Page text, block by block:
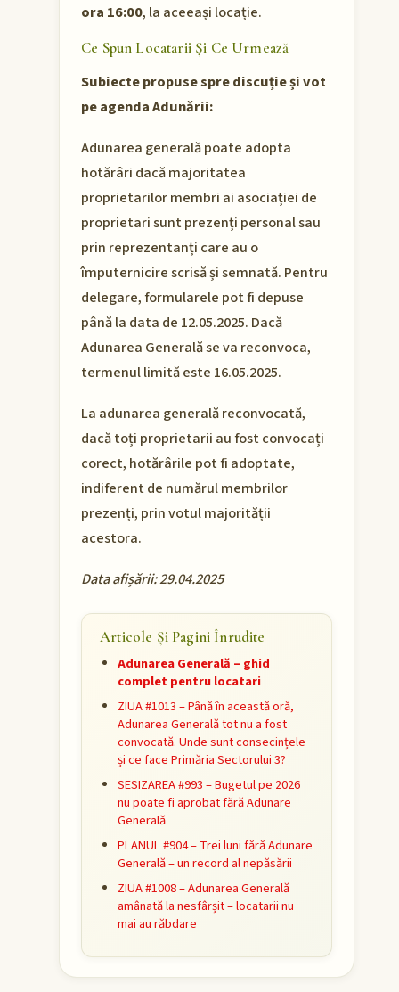
ora 16:00, la aceeași locație.
Ce Spun Locatarii Și Ce Urmează
Subiecte propuse spre discuție și vot
pe agenda Adunării:
Adunarea generală poate adopta
hotărâri dacă majoritatea
proprietarilor membri ai asociației de
proprietari sunt prezenți personal sau
prin reprezentanți care au o
împuternicire scrisă și semnată. Pentru
delegare, formularele pot fi depuse
până la data de 12.05.2025. Dacă
Adunarea Generală se va reconvoca,
termenul limită este 16.05.2025.
La adunarea generală reconvocată,
dacă toți proprietarii au fost convocați
corect, hotărârile pot fi adoptate,
indiferent de numărul membrilor
prezenți, prin votul majorității
acestora.
Data afișării: 29.04.2025
Articole Și Pagini Înrudite
Adunarea Generală – ghid
complet pentru locatari
ZIUA #1013 – Până în această oră,
Adunarea Generală tot nu a fost
convocată. Unde sunt consecințele
și ce face Primăria Sectorului 3?
SESIZAREA #993 – Bugetul pe 2026
nu poate fi aprobat fără Adunare
Generală
PLANUL #904 – Trei luni fără Adunare
Generală – un record al nepăsării
ZIUA #1008 – Adunarea Generală
amânată la nesfârșit – locatarii nu
mai au răbdare